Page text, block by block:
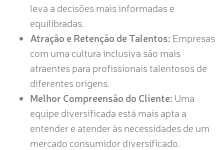
leva a decisões mais informadas e
equilibradas.
Atração e Retenção de Talentos: Empresas
com uma cultura inclusiva são mais
atraentes para profissionais talentosos de
diferentes origens.
Melhor Compreensão do Cliente: Uma
equipe diversificada está mais apta a
entender e atender às necessidades de um
mercado consumidor diversificado.